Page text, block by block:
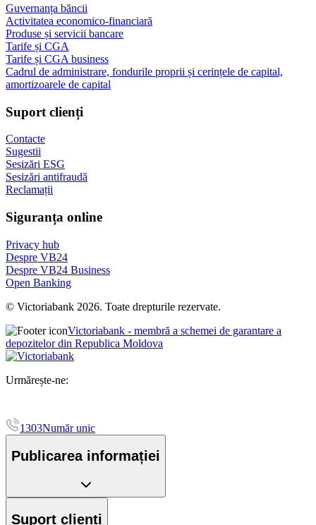
Guvernanța băncii
Activitatea economico-financiară
Produse și servicii bancare
Tarife și CGA
Tarife și CGA business
Cadrul de administrare, fondurile proprii și cerințele de capital,
amortizoarele de capital
Suport clienți
Contacte
Sugestii
Sesizări ESG
Sesizări antifraudă
Reclamații
Siguranța online
Privacy hub
Despre VB24
Despre VB24 Business
Open Banking
© Victoriabank 2026. Toate drepturile rezervate.
Victoriabank - membră a schemei de garantare a
depozitelor din Republica Moldova
Urmărește-ne:
1303Număr unic
Publicarea informației
Suport clienți